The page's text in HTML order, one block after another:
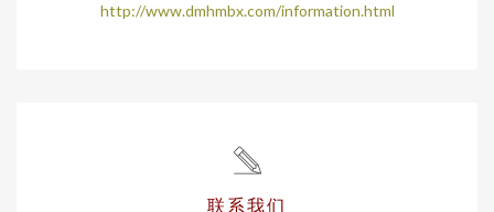
http://www.dmhmbx.com/information.html
联系我们